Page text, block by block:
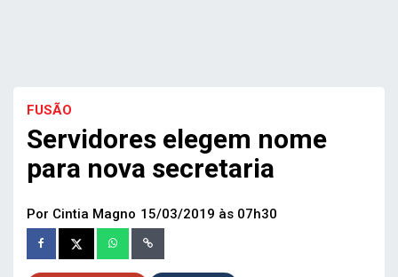
FUSÃO
Servidores elegem nome
para nova secretaria
Por Cintia Magno 15/03/2019 às 07h30